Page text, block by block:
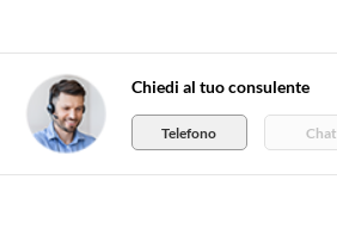
Chiedi al tuo consulente
Telefono Chat